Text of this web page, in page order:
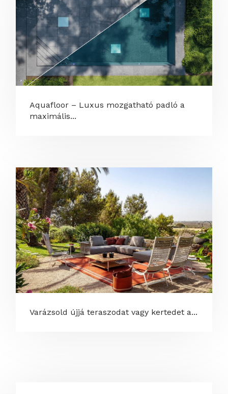
Aquafloor – Luxus mozgatható padló a
maximális...
Varázsold újjá teraszodat vagy kertedet a...